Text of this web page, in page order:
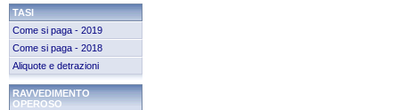
TASI
Come si paga - 2019
Come si paga - 2018
Aliquote e detrazioni
RAVVEDIMENTO
OPEROSO